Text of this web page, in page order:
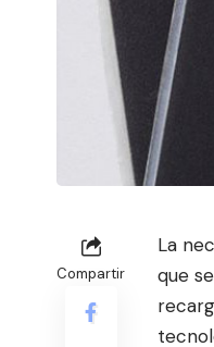
Compartir
La
que